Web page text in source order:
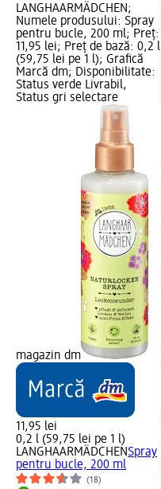
LANGHAARMÄDCHEN;
Numele produsului: Spray
pentru bucle, 200 ml; Preț:
11,95 lei; Preț de bază: 0,2 l
(59,75 lei pe 1 l); Grafică
Marcă dm; Disponibilitate:
Status verde Livrabil,
Status gri selectare
magazin dm
11,95 lei
0,2 l (59,75 lei pe 1 l)
LANGHAARMÄDCHENSpray
pentru bucle, 200 ml
(18)